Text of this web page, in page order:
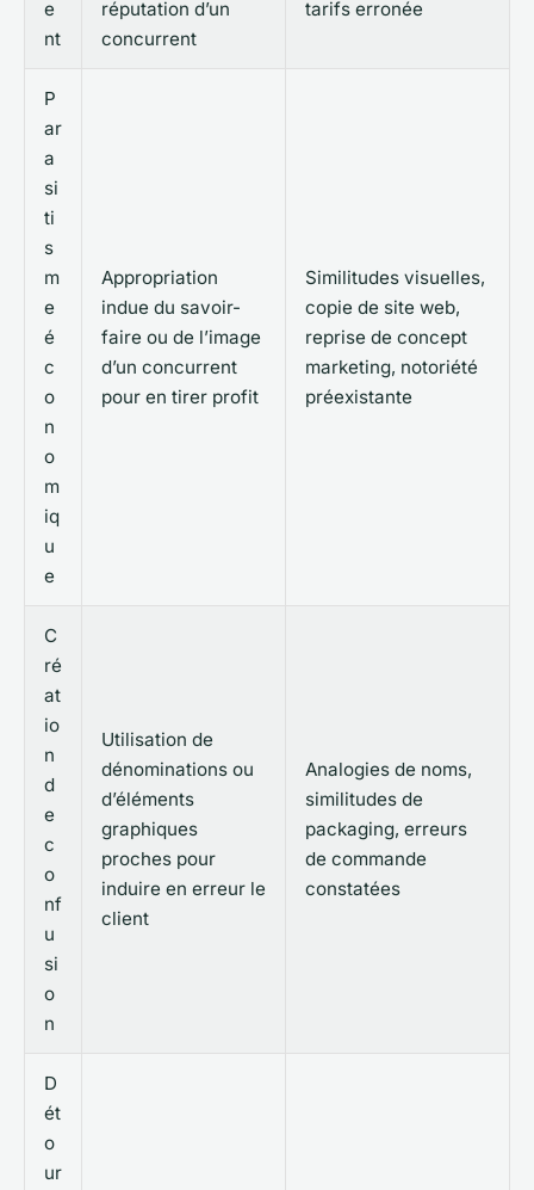
e
nt
réputation d’un
concurrent
tarifs erronée
P
ar
a
si
ti
s
m
e
é
c
o
n
o
m
iq
u
e
Appropriation
indue du savoir-
faire ou de l’image
d’un concurrent
pour en tirer profit
Similitudes visuelles,
copie de site web,
reprise de concept
marketing, notoriété
préexistante
C
ré
at
io
n
d
e
c
o
nf
u
si
o
n
Utilisation de
dénominations ou
d’éléments
graphiques
proches pour
induire en erreur le
client
Analogies de noms,
similitudes de
packaging, erreurs
de commande
constatées
D
ét
o
ur